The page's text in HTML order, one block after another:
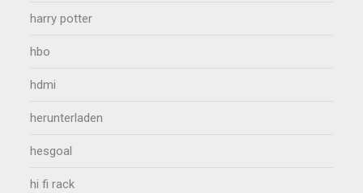
harry potter
hbo
hdmi
herunterladen
hesgoal
hi fi rack